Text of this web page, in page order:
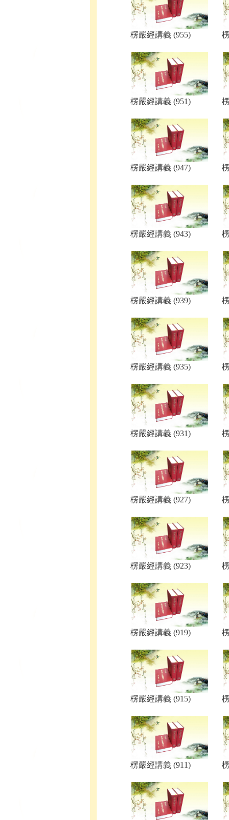
楞嚴經講義 (955)
楞嚴經講義 (951)
楞嚴經講義 (947)
楞嚴經講義 (943)
楞嚴經講義 (939)
楞嚴經講義 (935)
楞嚴經講義 (931)
楞嚴經講義 (927)
楞嚴經講義 (923)
楞嚴經講義 (919)
楞嚴經講義 (915)
楞嚴經講義 (911)